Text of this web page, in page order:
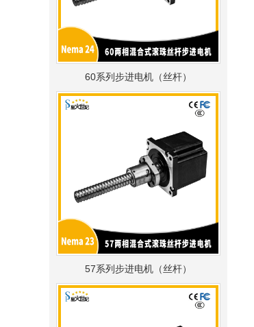
60系列步进电机（丝杆）
57系列步进电机（丝杆）